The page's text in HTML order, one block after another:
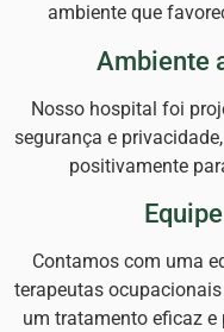
ambiente que
Ambiente
Nosso hospital foi
segurança e
positivamente
Contamos com uma
terapeutas
um tratamento eficaz